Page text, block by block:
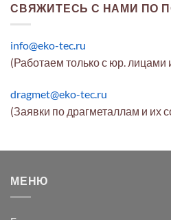
СВЯЖИТЕСЬ С НАМИ ПО
info@eko-tec.ru
(Работаем только с юр. лицами
dragmet@eko-tec.ru
(Заявки по драгметаллам и их
МЕНЮ